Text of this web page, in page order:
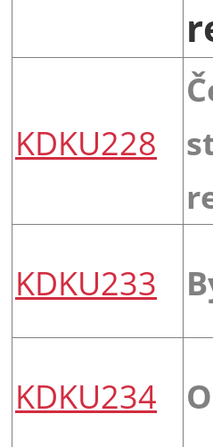
KDKU228
KDKU233
KDKU234